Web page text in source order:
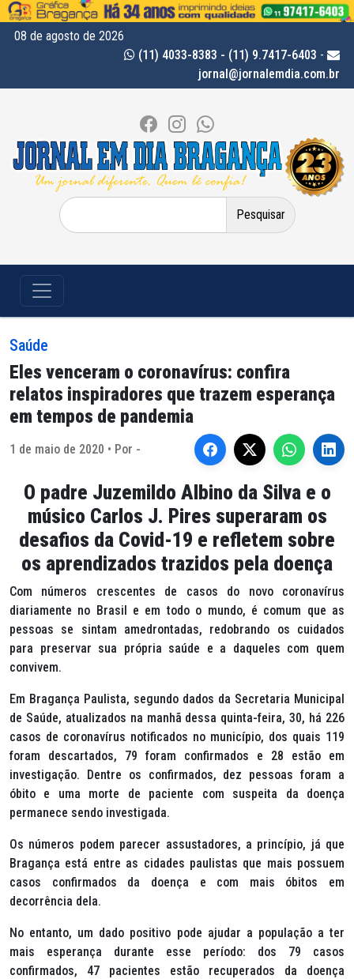
08 de agosto de 2026
(11) 4033-8383 - (11) 9.7417-6403 -
jornal@jornalemdia.com.br
Pesquisar
por:
Saúde
Eles venceram o coronavírus: confira
relatos inspiradores que trazem esperança
em tempos de pandemia
1 de maio de 2020 • Por -
O padre Juzemildo Albino da Silva e o
músico Carlos J. Pires superaram os
desafios da Covid-19 e refletem sobre
os aprendizados trazidos pela doença
Com números crescentes de casos do novo coronavírus
diariamente no Brasil e em todo o mundo, é comum que as
pessoas se sintam amedrontadas, redobrando os cuidados
para preservar sua própria saúde e a daqueles com quem
convivem.
Em Bragança Paulista, segundo dados da Secretaria Municipal
de Saúde, atualizados na manhã dessa quinta-feira, 30, há 226
casos de coronavírus notificados no município, dos quais 119
foram descartados, 79 foram confirmados e 28 estão em
investigação. Dentre os confirmados, dez pessoas foram a
óbito e uma morte de paciente com suspeita da doença
permanece sendo investigada.
Os números podem parecer assustadores, a princípio, já que
Bragança está entre as cidades paulistas que mais possuem
casos confirmados da doença e com mais óbitos em
decorrência dela.
No entanto, um dado positivo pode ajudar a população a ter
mais esperança durante esse período: dos 79 casos
confirmados, 47 pacientes estão recuperados da doença